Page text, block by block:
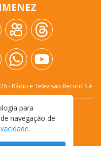
- Rádio e Televisão Record S.A
PRIVACIDADE
DE USO
para
navegação de
.